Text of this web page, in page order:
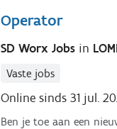
Operator
SD Worx Jobs in
Vaste jobs
Online sinds 31 jul.
Ben je toe aan een